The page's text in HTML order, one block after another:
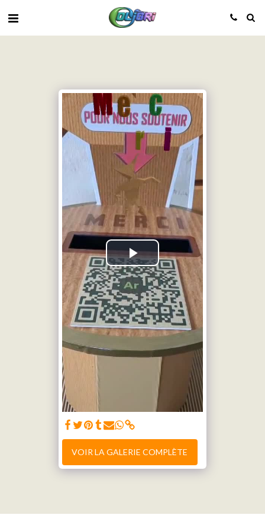
VOIR LA GALERIE COMPLÈTE